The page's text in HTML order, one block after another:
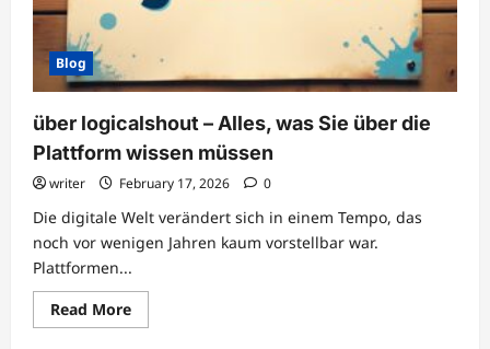
Blog
über logicalshout – Alles, was Sie über die
Plattform wissen müssen
writer February 17, 2026 0
Die digitale Welt verändert sich in einem Tempo, das
noch vor wenigen Jahren kaum vorstellbar war.
Plattformen...
Read MoreRead
more